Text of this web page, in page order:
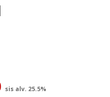
sis alv. 25.5%